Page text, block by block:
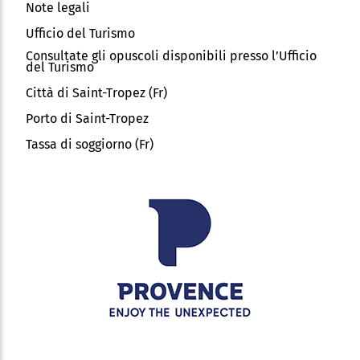
Note legali
Ufficio del Turismo
Consultate gli opuscoli disponibili presso l’Ufficio
del Turismo
Città di Saint-Tropez (Fr)
Porto di Saint-Tropez
Tassa di soggiorno (Fr)